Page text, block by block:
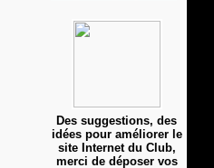
Des suggestions, des
idées pour améliorer le
site Internet du Club,
merci de déposer vos